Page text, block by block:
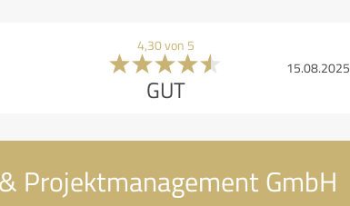
4,30 von 5
GUT
15.08.2025
Projektmanagement GmbH